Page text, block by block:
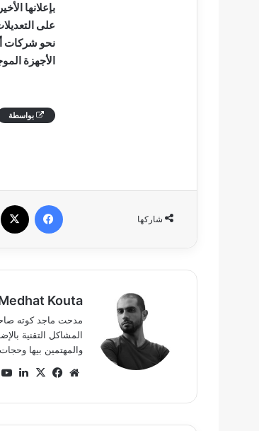
بإعلانها
على
نحو شركات
الأجهزة
بواسطة
شاركها
فيسبوك
Kouta
المشاكل التقنية
والمهتمين بيها وحجات
موقعفيسبوك
‫X